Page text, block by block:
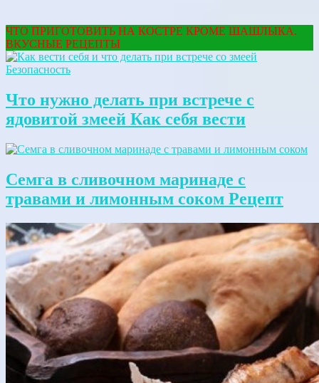
ЧТО ПРИГОТОВИТЬ НА КОСТРЕ КРОМЕ ШАШЛЫКА.
ВКУСНЫЕ РЕЦЕПТЫ
Что нужно делать при встрече с
ядовитой змеей Как себя вести
Семга в сливочном маринаде с
травами и лимонным соком Рецепт